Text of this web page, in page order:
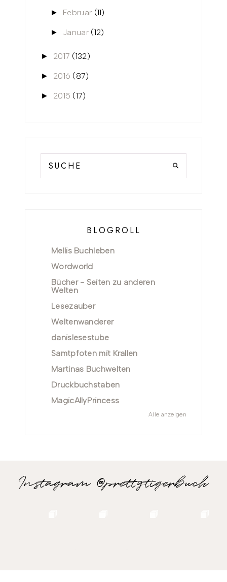
► Februar (11)
► Januar (12)
► 2017 (132)
► 2016 (87)
► 2015 (17)
BLOGROLL
Mellis Buchleben
Wordworld
Bücher - Seiten zu anderen
Welten
Lesezauber
Weltenwanderer
danislesestube
Samtpfoten mit Krallen
Martinas Buchwelten
Druckbuchstaben
MagicAllyPrincess
Alle anzeigen
Instagram @prettytigerbuch